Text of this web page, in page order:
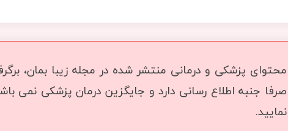
محتوای پزشکی و درمانی منتشر شده در مجله زیبا بمان،
صرفا جنبه اطلاع رسانی دارد و جایگزین درمان پزشکی نمی
نمایید.